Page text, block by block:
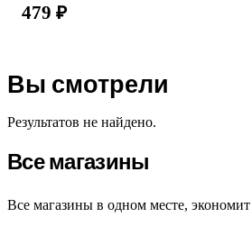
479 ₽
Вы смотрели
Результатов не найдено.
Все магазины
Все магазины в одном месте,